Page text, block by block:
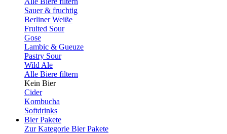
Sauer & fruchtig
Berliner Weiße
Fruited Sour
Gose
Lambic & Gueuze
Pastry Sour
Wild Ale
Alle Biere filtern
Kein Bier
Cider
Kombucha
Softdrinks
Bier Pakete
Zur Kategorie Bier Pakete